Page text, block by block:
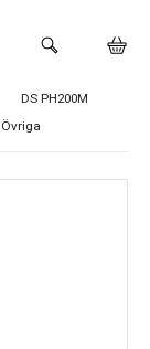
DS PH200M
Övriga